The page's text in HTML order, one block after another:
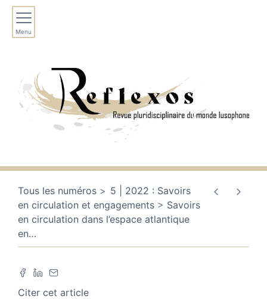
Menu
Tous les numéros
5 | 2022 : Savoirs
en circulation et engagements
Savoirs
en circulation dans l’espace atlantique
en…
Citer cet article